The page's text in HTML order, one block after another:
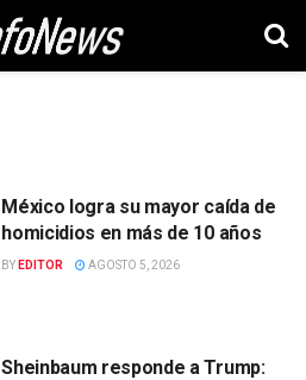
México logra su mayor caída de
homicidios en más de 10 años
BY EDITOR AGOSTO 5, 2026
Sheinbaum responde a Trump: